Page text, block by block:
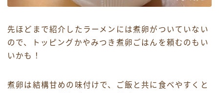
先ほどまで紹介したラーメンには煮卵がついていない
ので、トッピングかやみつき煮卵ごはんを頼むのもい
いかも！
煮卵は結構甘めの味付けで、ご飯と共に食べやすくと